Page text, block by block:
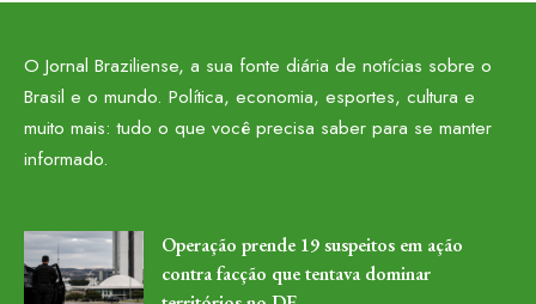
O Jornal Braziliense, a sua fonte diária de notícias sobre o
Brasil e o mundo. Política, economia, esportes, cultura e
muito mais: tudo o que você precisa saber para se manter
informado.
Operação prende 19 suspeitos em ação
contra facção que tentava dominar